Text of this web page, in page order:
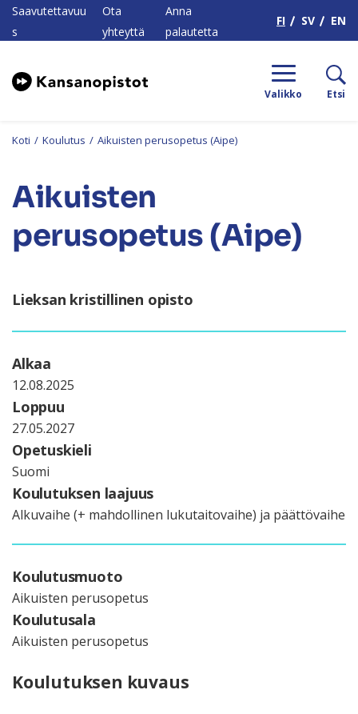
Saavutettavuu
s
Ota
yhteyttä
Anna
palautetta
FI SV EN
Valikko Etsi
Koti / Koulutus / Aikuisten perusopetus (Aipe)
Aikuisten
perusopetus (Aipe)
Lieksan kristillinen opisto
Alkaa
12.08.2025
Loppuu
27.05.2027
Opetuskieli
Suomi
Koulutuksen laajuus
Alkuvaihe (+ mahdollinen lukutaitovaihe) ja päättövaihe
Koulutusmuoto
Aikuisten perusopetus
Koulutusala
Aikuisten perusopetus
Koulutuksen kuvaus